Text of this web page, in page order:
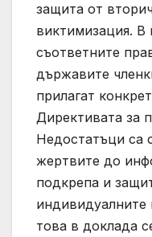
защита от
виктимизация. В
съответните
държавите
прилагат
Директивата за
Недостатъци са
жертвите до
подкрепа и
това в доклада